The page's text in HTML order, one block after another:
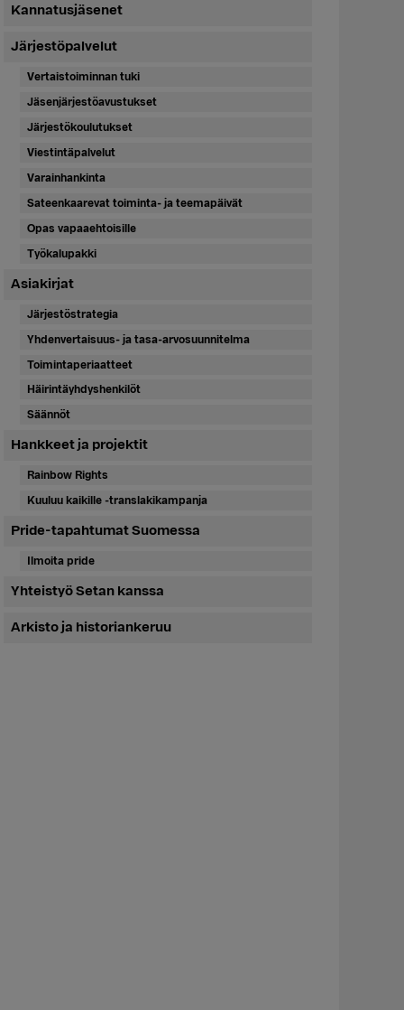
Kannatusjäsenet
Järjestöpalvelut
Vertaistoiminnan tuki
Jäsenjärjestöavustukset
Järjestökoulutukset
Viestintäpalvelut
Varainhankinta
Sateenkaarevat toiminta- ja teemapäivät
Opas vapaaehtoisille
Työkalupakki
Asiakirjat
Järjestöstrategia
Yhdenvertaisuus- ja tasa-arvosuunnitelma
Toimintaperiaatteet
Häirintäyhdyshenkilöt
Säännöt
Hankkeet ja projektit
Rainbow Rights
Kuuluu kaikille -translakikampanja
Pride-tapahtumat Suomessa
Ilmoita pride
Yhteistyö Setan kanssa
Arkisto ja historiankeruu